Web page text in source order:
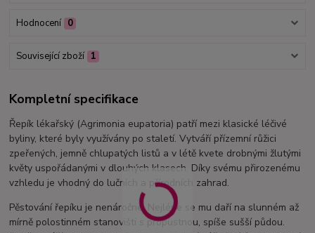
Hodnocení 0
Související zboží 1
Kompletní specifikace
Řepík lékařský (Agrimonia eupatoria) patří mezi klasické léčivé
byliny, které byly využívány po staletí. Vytváří přízemní růžici
zpeřených, jemně chlupatých listů a v létě kvete drobnými žlutými
květy uspořádanými v dlouhých klasech. Díky svému přirozenému
vzhledu je vhodný do lučních a přírodních zahrad.
Pěstování řepíku je nenáročné. Nejlépe se mu daří na slunném až
mírně polostinném stanovišti s propustnou, spíše sušší půdou.